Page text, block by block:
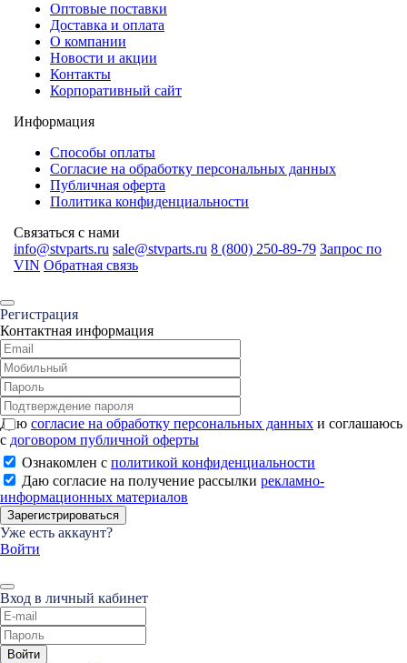
Оптовые поставки
Доставка и оплата
О компании
Новости и акции
Контакты
Корпоративный сайт
Информация
Способы оплаты
Согласие на обработку персональных данных
Публичная оферта
Политика конфиденциальности
Связаться с нами
info@stvparts.ru sale@stvparts.ru 8 (800) 250-89-79 Запрос по
VIN Обратная связь
Регистрация
Контактная информация
Даю согласие на обработку персональных данных и соглашаюсь
с договором публичной оферты
Ознакомлен с политикой конфиденциальности
Даю согласие на получение рассылки рекламно-
информационных материалов
Зарегистрироваться
Уже есть аккаунт?
Войти
Вход в личный кабинет
Войти